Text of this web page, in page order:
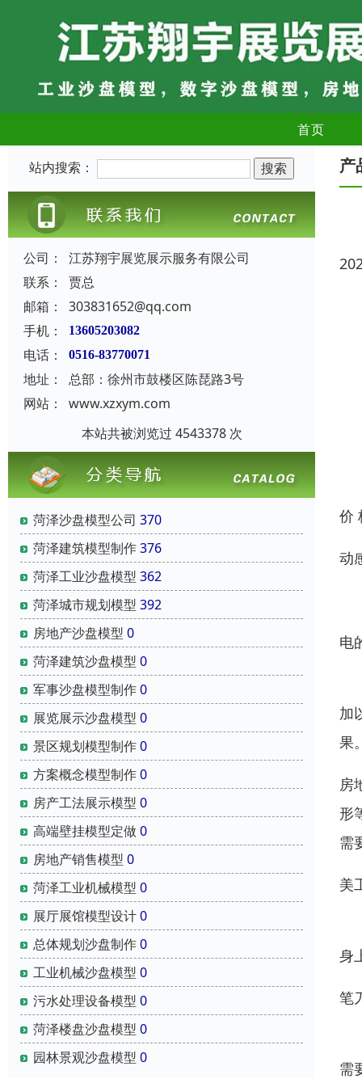
首页
站内搜索：
公司：
江苏翔宇展览展示服务有限公司
联系：
贾总
邮箱：
303831652@qq.com
手机：
13605203082
电话： 0516-83770071
地址：
总部：徐州市鼓楼区陈琵路3号
网站：
www.xzxym.com
本站共被浏览过 4543378 次
菏泽沙盘模型公司 370
菏泽建筑模型制作376
菏泽工业沙盘模型 362
菏泽城市规划模型 392
房地产沙盘模型 0
菏泽建筑沙盘模型 0
军事沙盘模型制作0
展览展示沙盘模型 0
景区规划模型制作0
方案概念模型制作0
房产工法展示模型 0
高端壁挂模型定做0
房地产销售模型 0
菏泽工业机械模型 0
展厅展馆模型设计0
总体规划沙盘制作0
工业机械沙盘模型 0
污水处理设备模型 0
菏泽楼盘沙盘模型 0
园林景观沙盘模型 0
产
价
动
电
加
果
房
形
需
美
身
笔
需